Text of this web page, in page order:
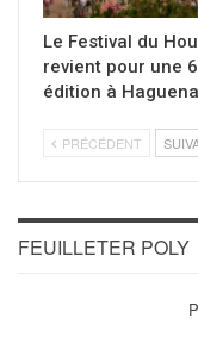
Le Festival du
revient pour une
édition à
PRÉCÉDENT
FEUILLETER POLY